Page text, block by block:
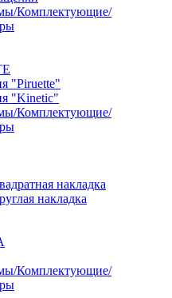
Комплектующие/
"Piruette"
"Kinetic"
Комплектующие/
накладка
накладка
Комплектующие/